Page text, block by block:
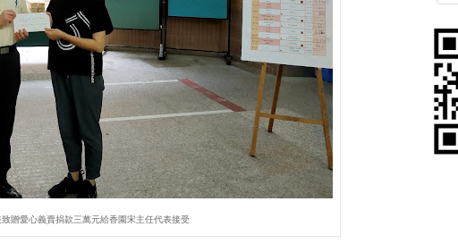
贈愛心義賣捐款三萬元給香園宋主任代表接受